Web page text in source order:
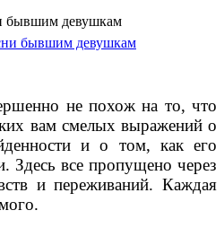
бывшим девушкам
не похож на то, что
вам смелых выражений о
и о том, как его
Здесь все пропущено через
и переживаний. Каждая